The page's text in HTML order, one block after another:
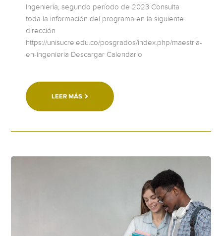
Ingeniería, segundo período de 2023 Consulta
toda la información del programa en la siguiente
dirección
https://unisucre.edu.co/posgrados/index.php/maestria-
en-ingenieria Descargar Calendario
LEER MÁS